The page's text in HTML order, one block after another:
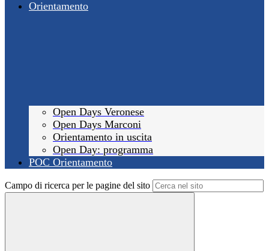
Orientamento
Open Days Veronese
Open Days Marconi
Orientamento in uscita
Open Day: programma
POC Orientamento
Campo di ricerca per le pagine del sito